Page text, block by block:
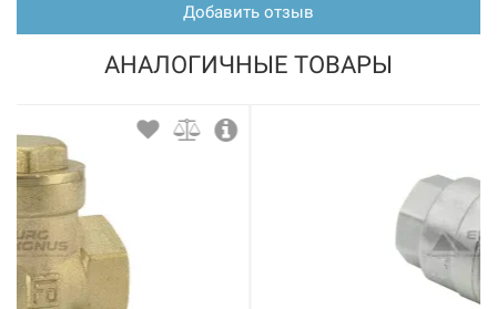
Добавить отзыв
АНАЛОГИЧНЫЕ ТОВАРЫ